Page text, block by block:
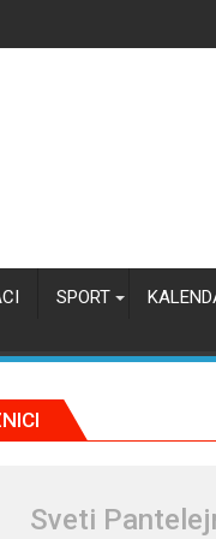
SPORT
Sveti